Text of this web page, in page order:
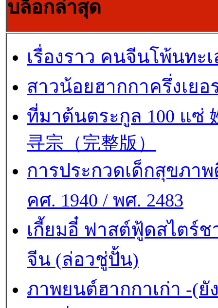
บล็อกล่าสุด
เรื่องราว คนจีนโพ้นทะ
สาวน้อยฮากกาครึ่งเยอ
ที่มาต้นตระกูล 100 แซ่
寻宗（完整版）
การประกวดเด็กสุขภา
คศ. 1940 / พศ. 2483
เกี้ยมอี๋ ฟาสต์ฟู้ดสไตร์ช
จีน (ล่อวชู่ปั้น)
ภาพยนต์ฮากกาเก่า -(ยั